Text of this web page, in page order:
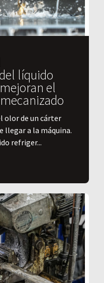
líquido
el
olor de un cárter
llegar a la máquina.
refriger...